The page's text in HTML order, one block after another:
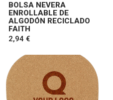
BOLSA NEVERA
ENROLLABLE DE
ALGODÓN RECICLADO
FAITH
2,94 €